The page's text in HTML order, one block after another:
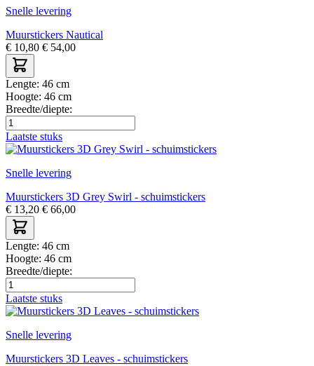
Snelle levering
Muurstickers Nautical
€ 10,80 € 54,00
Lengte: 46 cm
Hoogte: 46 cm
Breedte/diepte:
Laatste stuks
Snelle levering
Muurstickers 3D Grey Swirl - schuimstickers
€ 13,20 € 66,00
Lengte: 46 cm
Hoogte: 46 cm
Breedte/diepte:
Laatste stuks
Snelle levering
Muurstickers 3D Leaves - schuimstickers